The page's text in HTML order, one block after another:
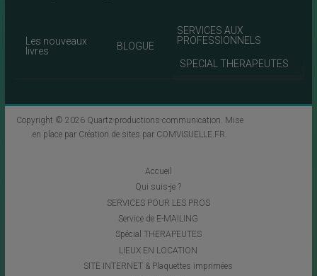
Les nouveaux
livres
BLOGUE
SERVICES AUX
PROFESSIONNELS
SPECIAL THERAPEUTES
Copyright © 2026 Quartz-productions-communication . Mise
en place par Création de sites par COMVISUELLE.FR
Accueil
Qui suis-je ?
SERVICES POUR LES PROS
Service de E-MAILING
Spécial THERAPEUTES
LIEUX EN LOCATION
SITE INTERNET & Plaquettes imprimées